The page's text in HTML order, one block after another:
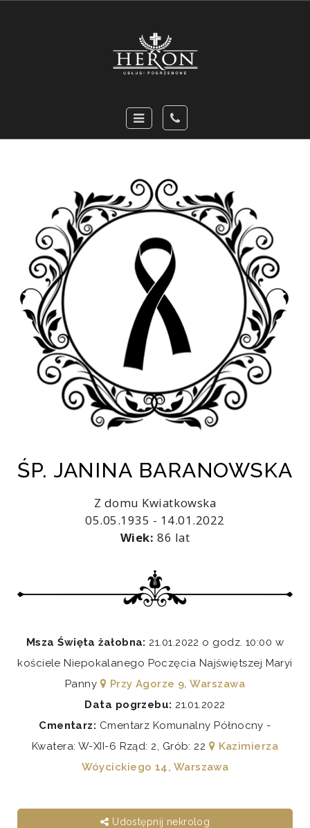
ŚP. JANINA BARANOWSKA
Z domu Kwiatkowska
05.05.1935 - 14.01.2022
Wiek: 86 lat
Msza Święta żałobna: 21.01.2022 o godz. 10:00 w
kościele Niepokalanego Poczęcia Najświętszej Maryi
Panny
Przy Agorze 9, Warszawa
Data pogrzebu: 21.01.2022
Cmentarz: Cmentarz Komunalny Północny -
Kwatera: W-XII-6 Rząd: 2, Grób: 22
Kazimierza
Wóycickiego 14, Warszawa
Udostępnij nekrolog